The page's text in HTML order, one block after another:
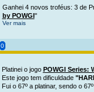
Ganhei 4 novos troféus: 3 de
by POWGI"
Ver mais
0
Platinei o jogo POWGI Series:
Este jogo tem dificuldade
Fui o 67º a platinar, sendo o